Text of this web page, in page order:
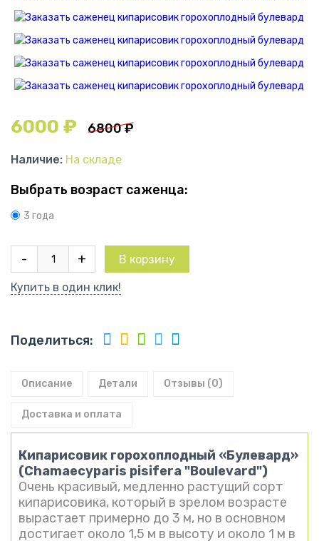
6800₽
6000 ₽
Наличие: На складе
Выбрать возраст саженца:
3 года
-
Количество
Кипарисовик
+ В корзину
Купить в один клик!
Поделиться:
Описание Детали Отзывы (0)
Доставка и оплата
Кипарисовик горохоплодный «Булевард»
(Chamaecyparis pisifera "Boulevard")
Очень красивый, медленно растущий сорт
кипарисовика, который в зрелом возрасте
вырастает примерно до 3 м, но в основном
достигает около 1,5 м в высоту и около 1 м в